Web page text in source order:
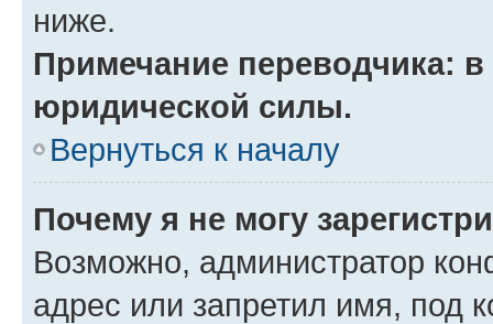
ниже.
Примечание переводчика:
юридической силы.
Вернуться к началу
Почему я не могу
Возможно, администратор
адрес или запретил имя, под